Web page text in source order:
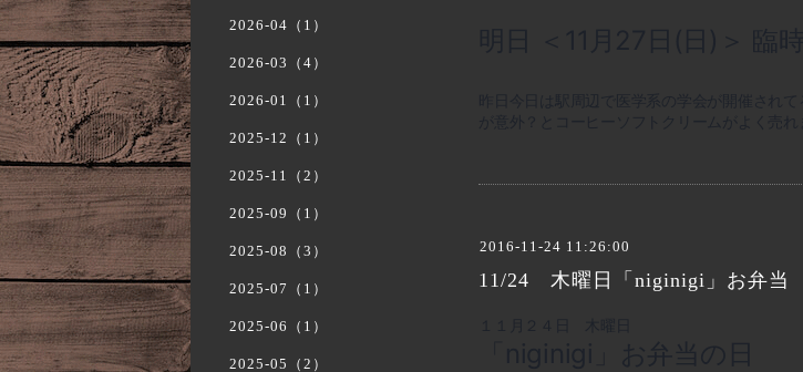
2016-11-24 11:26:00
11/24 木曜日「niginigi」お弁当
2026-04（1）
2026-03（4）
2026-01（1）
2025-12（1）
2025-11（2）
2025-09（1）
2025-08（3）
2025-07（1）
2025-06（1）
2025-05（2）